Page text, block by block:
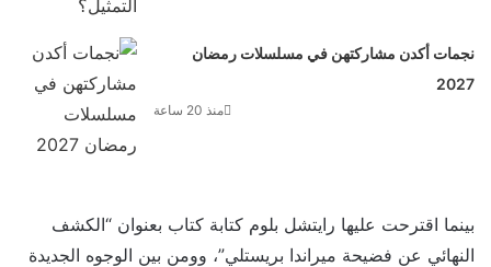
نجمات أكدن مشاركتهن في مسلسلات رمضان
2027
منذ 20 ساعة
بينما اقترحت عليها رايتشل بلوم كتابة كتاب بعنوان “الكشف
النهائي عن فضيحة ميراندا بريستلي”، وومن بين الوجوه الجديدة